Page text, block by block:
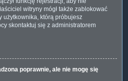
witryny mógł także zablokować
użytkownika, którą próbujesz
skontaktuj się z administratorem
poprawnie, ale nie mogę się